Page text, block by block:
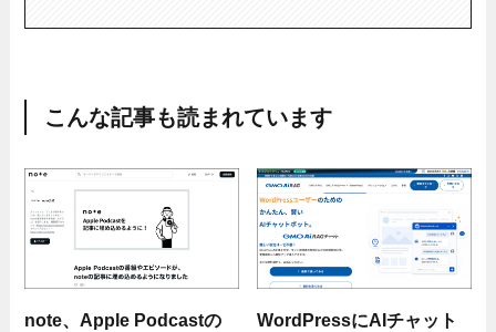
こんな記事も読まれています
note、Apple Podcastの
WordPressにAIチャット